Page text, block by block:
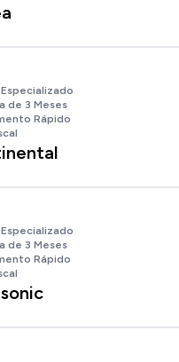
de 3 Meses
Rápido
de 3 Meses
Rápido